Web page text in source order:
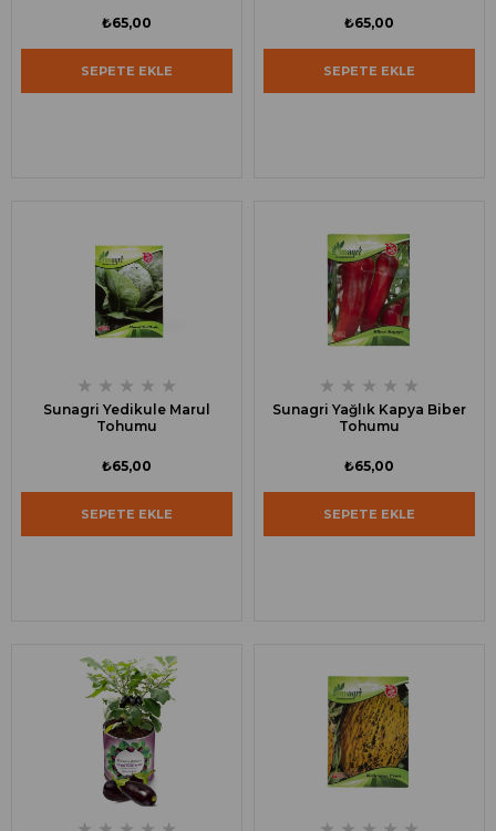
₺65,00
SEPETE EKLE
₺65,00
SEPETE EKLE
★ ★ ★ ★ ★
Sunagri Yedikule Marul
Tohumu
₺65,00
SEPETE EKLE
★ ★ ★ ★ ★
Sunagri Yağlık Kapya Biber
Tohumu
₺65,00
SEPETE EKLE